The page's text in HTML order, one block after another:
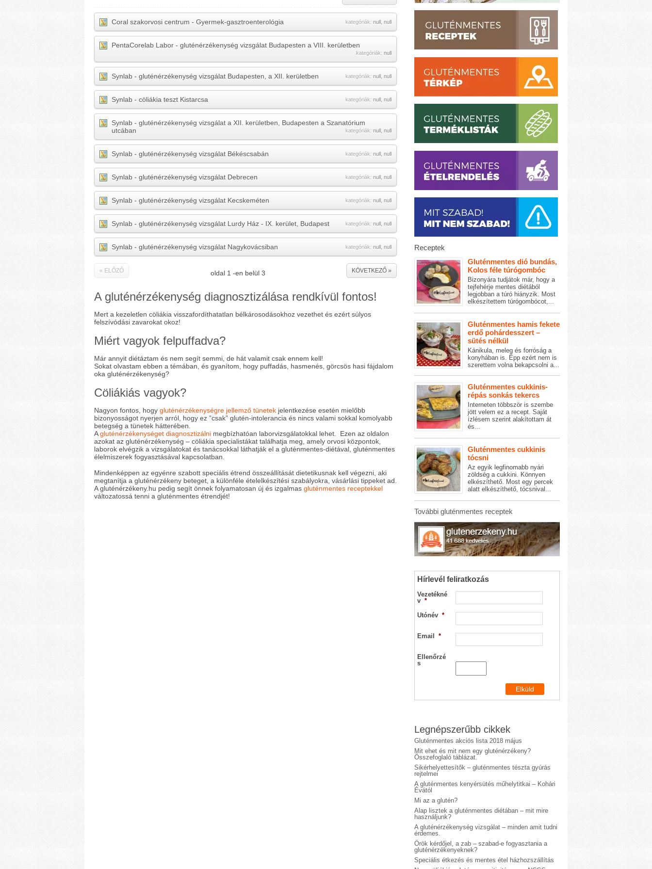
Coral szakorvosi centrum - Gyermek-gasztroenterológia kategóriák: null null
PentaCorelab Labor - gluténérzékenység vizsgálat Budapesten a VIII. kerületben
kategóriák: null
Synlab - gluténérzékenység vizsgálat Budapesten, a XII. kerületben kategóriák: null null
Synlab - cöliákia teszt Kistarcsa kategóriák: null null
Synlab - gluténérzékenység vizsgálat a XII. kerületben, Budapesten a Szanatórium
utcában
kategóriák: null null
Synlab - gluténérzékenység vizsgálat Békéscsabán kategóriák: null null
Synlab - gluténérzékenység vizsgálat Debrecen kategóriák: null null
Synlab - gluténérzékenység vizsgálat Kecskeméten kategóriák: null null
Synlab - gluténérzékenység vizsgálat Lurdy Ház - IX. kerület, Budapest kategóriák: null null
Synlab - gluténérzékenység vizsgálat Nagykovácsiban kategóriák: null null
KÖVETKEZŐ »
oldal 1 -en belül 3
« ELŐZŐ
A gluténérzékenység diagnosztizálása rendkívül fontos!
Mert a kezeletlen cöliákia visszafordíthatatlan bélkárosodásokhoz vezethet és ezért súlyos
felszívódási zavarokat okoz!
Miért vagyok felpuffadva?
Már annyit diétáztam és nem segít semmi, de hát valamit csak ennem kell!
Sokat olvastam ebben a témában, és gyanítom, hogy puffadás, hasmenés, görcsös hasi fájdalom
oka gluténérzékenység?
Cöliákiás vagyok?
Nagyon fontos, hogy gluténérzékenységre jellemző tünetek jelentkezése esetén mielőbb
bizonyosságot nyerjen arról, hogy ez ”csak” glutén-intolerancia és nincs valami sokkal komolyabb
betegség a tünetek hátterében.
Agluténérzékenységet diagnosztizálni megbízhatóan laborvizsgálatokkal lehet. Ezen az oldalon
azokat az gluténérzékenység – cöliákia specialistákat találhatja meg, amely orvosi központok,
laborok elvégzik a vizsgálatokat és tanácsokkal láthatják el a gluténmentes-diétával, gluténmentes
élelmiszerek fogyasztásával kapcsolatban.
Mindenképpen az egyénre szabott speciális étrend összeállítását dietetikusnak kell végezni, aki
megtanítja a gluténérzékeny beteget, a különféle ételelkészítési szabályokra, vásárlási tippeket ad.
A gluténérzékeny.hu pedig segít önnek folyamatosan új és izgalmas gluténmentes receptekkel
változatossá tenni a gluténmentes étrendjét!
Receptek
Gluténmentes dió bundás,
Kolos féle túrógombóc
Bizonyára tudjátok már, hogy a
tejfehérje mentes diétából
legjobban a túró hiányzik. Most
elkészítettem túrógombócot,...
Gluténmentes hamis fekete
erdő pohárdesszert –
sütés nélkül
Kánikula, meleg és forróság a
konyhában is. Épp ezért nem is
szerettem volna bekapcsolni a...
Gluténmentes cukkinis-
répás sonkás tekercs
Interneten többször is szembe
jött velem ez a recept. Saját
ízlésem szerint alakítottam át
és...
Gluténmentes cukkinis
tócsni
Az egyik legfinomabb nyári
zöldség a cukkini. Könnyen
elkészíthető. Most egy percek
alatt elkészíthető, tócsnival...
További gluténmentes receptek
Hírlevél feliratkozás
Vezetékné
v *
Utónév *
Email *
Ellenőrzé
s
Legnépszerűbb cikkek
Gluténmentes akciós lista 2018 május
Mit ehet és mit nem egy gluténérzékeny?
Összefoglaló táblázat.
Sikérhelyettesítők – gluténmentes tészta gyúrás
rejtelmei
A gluténmentes kenyérsütés műhelytitkai – Kohári
Évától
Mi az a glutén?
Alap lisztek a gluténmentes diétában – mit mire
használjunk?
A gluténérzékenység vizsgálat – minden amit tudni
érdemes.
Örök kérdőjel, a zab – szabad-e fogyasztania a
gluténérzékenyeknek?
Speciális étkezés és mentes étel házhozszállítás